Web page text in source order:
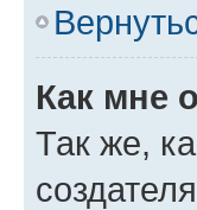
Как мне
Так же,